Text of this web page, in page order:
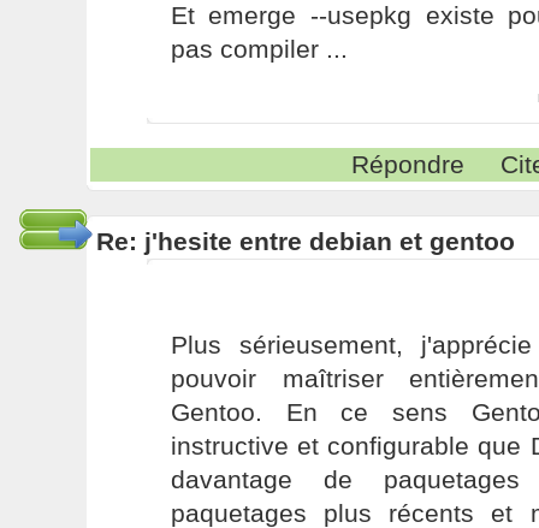
Et emerge --usepkg existe
pas compiler ...
Répondre
Re: j'hesite entre debian et gentoo
Plus sérieusement,
pouvoir maîtriser
Gentoo. En ce sens
instructive et configurable que
davantage de
paquetages plus récents et